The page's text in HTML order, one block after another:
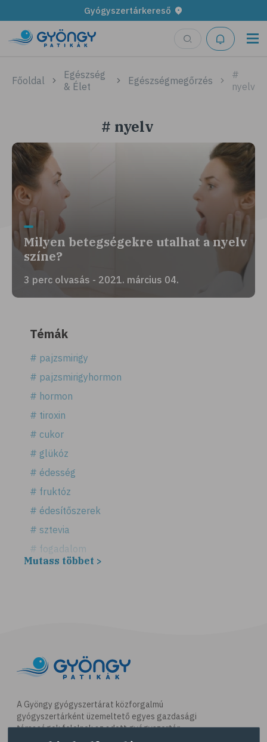
Gyógyszertárkereső
Főoldal
Egészség
& Élet
Egészségmegőrzés
#
nyelv
# nyelv
Milyen betegségekre utalhat a nyelv
színe?
3 perc olvasás - 2021. március 04.
Témák
# pajzsmirigy
# pajzsmirigyhormon
# hormon
# tiroxin
# cukor
# glükóz
# édesség
# fruktóz
# édesítőszerek
# sztevia
# fogadalom
# egészséges életmód
# étkezési napló
# Vitaminok
# hal
# egészséges táplálkozás
# omega-3
Mutass többet >
A Gyöngy gyógyszertárat közforgalmú
gyógyszertárként üzemeltető egyes gazdasági
társaságok felelnek az adott gyógyszertár